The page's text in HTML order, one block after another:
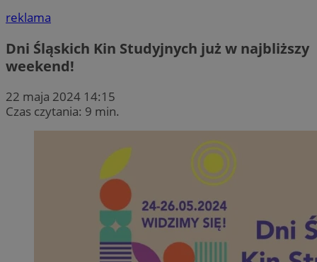
reklama
Dni Śląskich Kin Studyjnych już w najbliższy
weekend!
22 maja 2024 14:15
Czas czytania: 9 min.